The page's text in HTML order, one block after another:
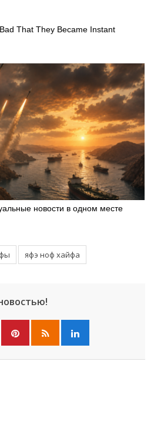
Искать
That They Became Instant
новости в одном месте
яфэ ноф хайфа